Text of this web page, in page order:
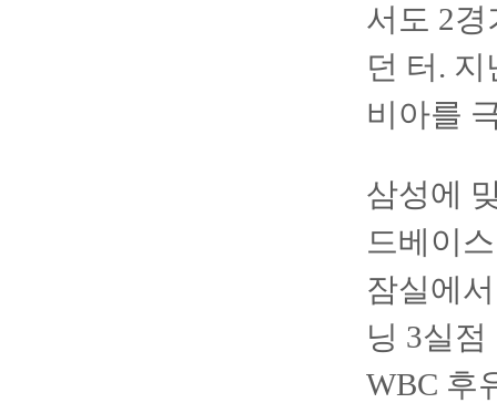
서도 2경
던 터.
비아를
삼성에
드베이
잠실에
닝 3실
WBC 후